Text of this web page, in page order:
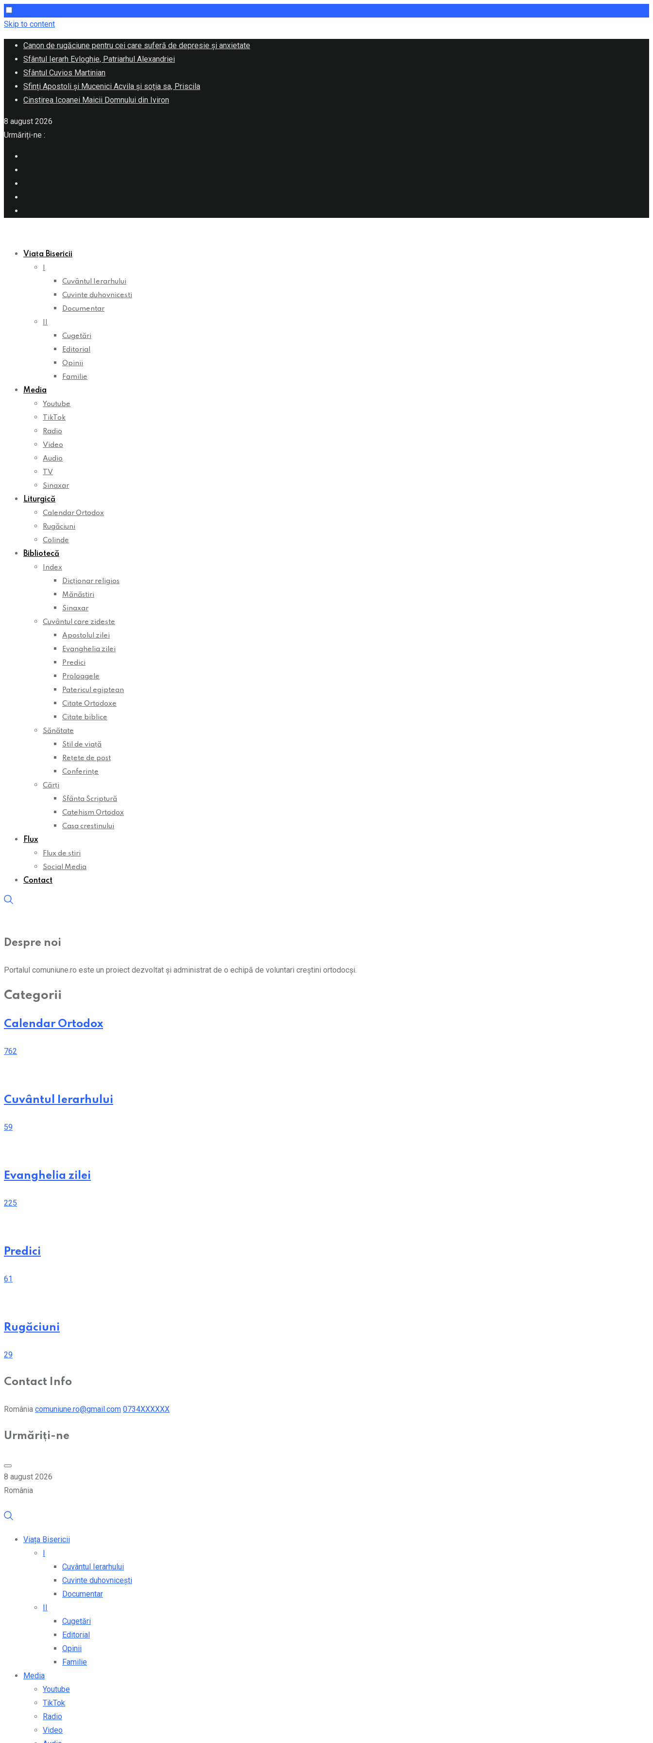
Skip to content
Canon de rugăciune pentru cei care suferă de depresie și anxietate
Sfântul Ierarh Evloghie, Patriarhul Alexandriei
Sfântul Cuvios Martinian
Sfinți Apostoli și Mucenici Acvila și soția sa, Priscila
Cinstirea Icoanei Maicii Domnului din Iviron
8 august 2026
Urmăriți-ne :
Viața Bisericii
Cuvântul Ierarhului
Cuvinte duhovnicești
Documentar
Cugetări
Editorial
Opinii
Familie
Media
Youtube
TikTok
Radio
Video
Audio
TV
Sinaxar
Liturgică
Calendar Ortodox
Rugăciuni
Colinde
Bibliotecă
Index
Dicționar religios
Mănăstiri
Sinaxar
Cuvântul care zidește
Apostolul zilei
Evanghelia zilei
Predici
Proloagele
Patericul egiptean
Citate Ortodoxe
Citate biblice
Sănătate
Stil de viață
Rețete de post
Conferințe
Cărți
Sfânta Scriptură
Catehism Ortodox
Casa crestinului
Flux
Flux de știri
Social Media
Contact
Despre noi
Portalul comuniune.ro este un proiect dezvoltat și administrat de o echipă de voluntari creștini ortodocși.
Categorii
Calendar Ortodox
762
Cuvântul Ierarhului
59
Evanghelia zilei
225
Predici
61
Rugăciuni
29
Contact Info
România comuniune.ro@gmail.com 0734XXXXXX
Urmăriți-ne
8 august 2026
România
Viața Bisericii
Cuvântul Ierarhului
Cuvinte duhovnicești
Documentar
Cugetări
Editorial
Opinii
Familie
Media
Youtube
TikTok
Radio
Video